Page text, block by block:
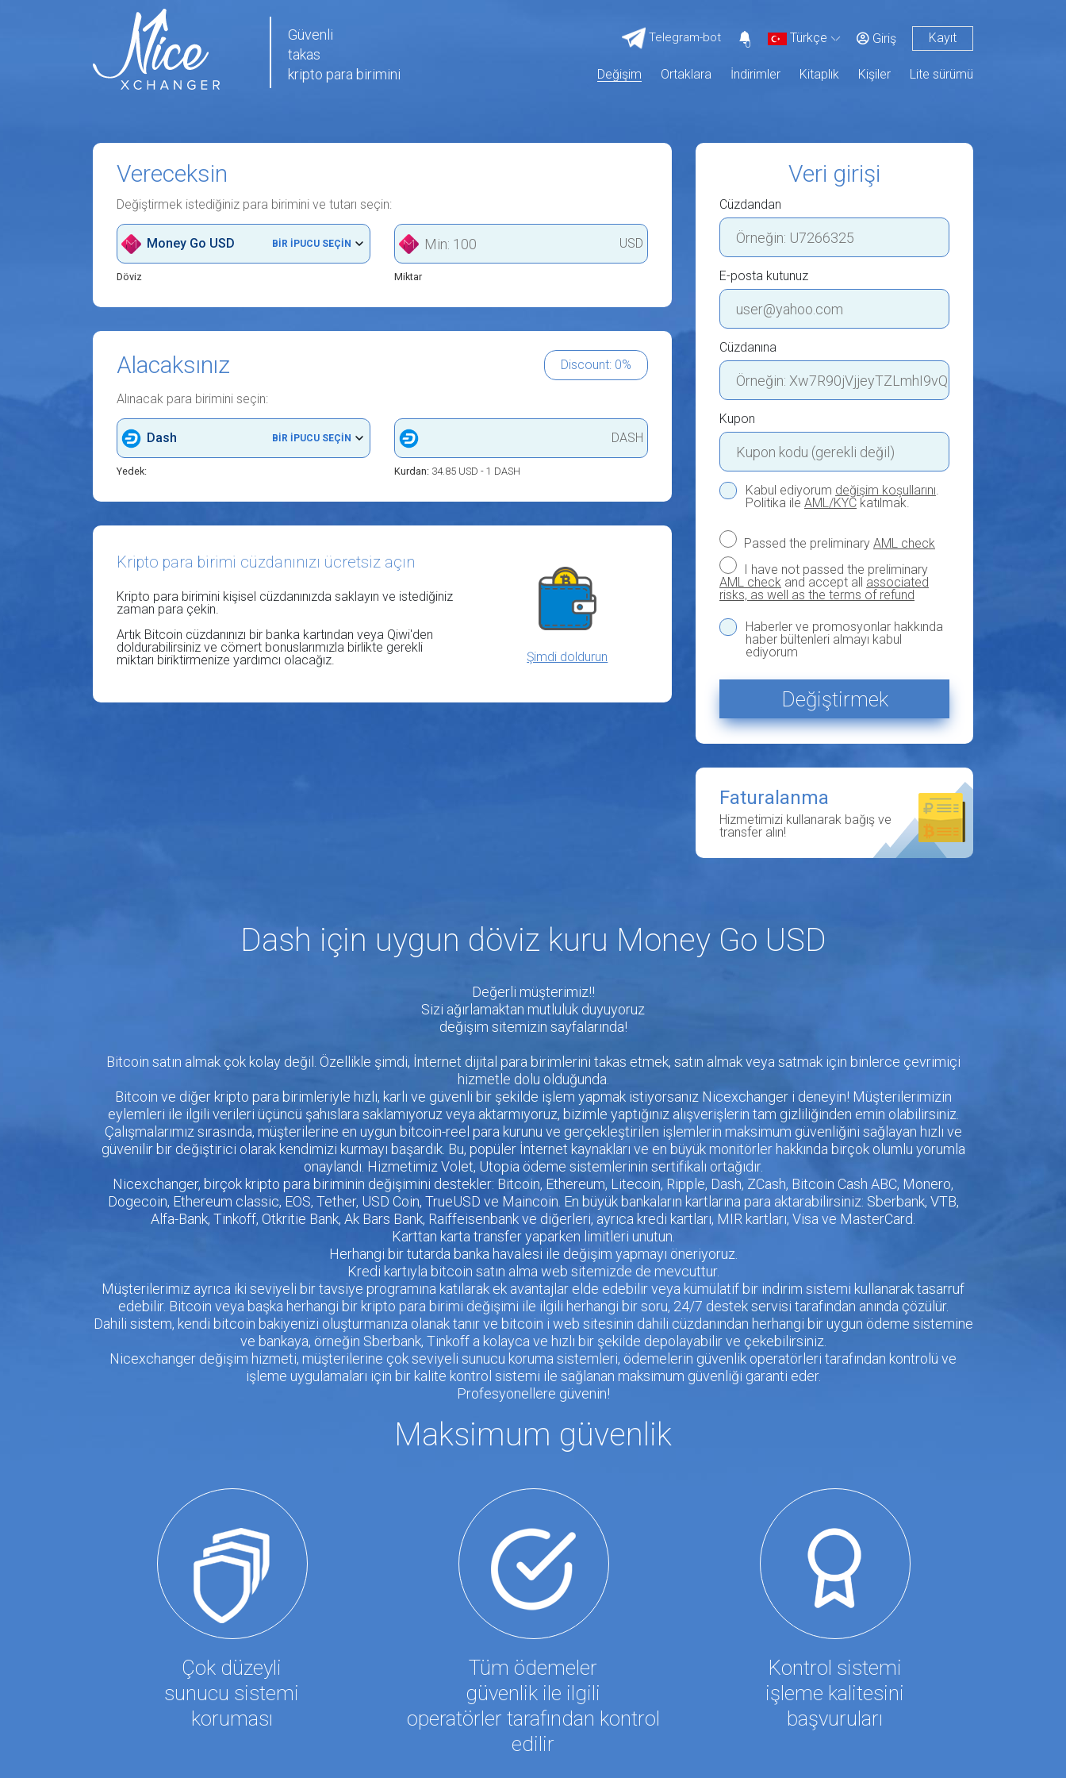
Güvenli
takas
kripto para birimini
Telegram-bot 0 Türkçe Giriş Kayıt
Lite sürümü
Kişiler
Kitaplık
İndirimler
Ortaklara
Değişim
Vereceksin
Değiştirmek istediğiniz para birimini ve tutarı seçin:
Money Go USD BIR IPUCU SEÇIN
Döviz
USD
Miktar
Alacaksınız Discount: 0%
Alınacak para birimini seçin:
Dash BIR IPUCU SEÇIN
Yedek:
DASH
Kurdan: 34.85 USD - 1 DASH
Kripto para birimi cüzdanınızı ücretsiz açın
Kripto para birimini kişisel cüzdanınızda saklayın ve istediğiniz
zaman para çekin.
Artık Bitcoin cüzdanınızı bir banka kartından veya Qiwi'den
doldurabilirsiniz ve cömert bonuslarımızla birlikte gerekli
miktarı biriktirmenize yardımcı olacağız.
Şimdi doldurun
Veri girişi
Cüzdandan
E-posta kutunuz
Cüzdanına
Kupon
Kabul ediyorum değişim koşullarını.
Politika ile AML/KYC katılmak.
Passed the preliminary AML check
I have not passed the preliminary
AML check and accept all associated
risks, as well as the terms of refund
Haberler ve promosyonlar hakkında
haber bültenleri almayı kabul
ediyorum
Değiştirmek
Faturalanma
Hizmetimizi kullanarak bağış ve
transfer alın!
Dash için uygun döviz kuru Money Go USD
Değerli müşterimiz!!
Sizi ağırlamaktan mutluluk duyuyoruz
değişim sitemizin sayfalarında!
Bitcoin satın almak çok kolay değil. Özellikle şimdi, İnternet dijital para birimlerini takas etmek, satın almak veya satmak için binlerce çevrimiçi
hizmetle dolu olduğunda.
Bitcoin ve diğer kripto para birimleriyle hızlı, karlı ve güvenli bir şekilde işlem yapmak istiyorsanız Nicexchanger i deneyin! Müşterilerimizin
eylemleri ile ilgili verileri üçüncü şahıslara saklamıyoruz veya aktarmıyoruz, bizimle yaptığınız alışverişlerin tam gizliliğinden emin olabilirsiniz.
Çalışmalarımız sırasında, müşterilerine en uygun bitcoin-reel para kurunu ve gerçekleştirilen işlemlerin maksimum güvenliğini sağlayan hızlı ve
güvenilir bir değiştirici olarak kendimizi kurmayı başardık. Bu, popüler İnternet kaynakları ve en büyük monitörler hakkında birçok olumlu yorumla
onaylandı. Hizmetimiz Volet, Utopia ödeme sistemlerinin sertifikalı ortağıdır.
Nicexchanger, birçok kripto para biriminin değişimini destekler: Bitcoin, Ethereum, Litecoin, Ripple, Dash, ZCash, Bitcoin Cash ABC, Monero,
Dogecoin, Ethereum classic, EOS, Tether, USD Coin, TrueUSD ve Maincoin. En büyük bankaların kartlarına para aktarabilirsiniz: Sberbank, VTB,
Alfa-Bank, Tinkoff, Otkritie Bank, Ak Bars Bank, Raiffeisenbank ve diğerleri, ayrıca kredi kartları, MIR kartları, Visa ve MasterCard.
Karttan karta transfer yaparken limitleri unutun.
Herhangi bir tutarda banka havalesi ile değişim yapmayı öneriyoruz.
Kredi kartıyla bitcoin satın alma web sitemizde de mevcuttur.
Müşterilerimiz ayrıca iki seviyeli bir tavsiye programına katılarak ek avantajlar elde edebilir veya kümülatif bir indirim sistemi kullanarak tasarruf
edebilir. Bitcoin veya başka herhangi bir kripto para birimi değişimi ile ilgili herhangi bir soru, 24/7 destek servisi tarafından anında çözülür.
Dahili sistem, kendi bitcoin bakiyenizi oluşturmanıza olanak tanır ve bitcoin i web sitesinin dahili cüzdanından herhangi bir uygun ödeme sistemine
ve bankaya, örneğin Sberbank, Tinkoff a kolayca ve hızlı bir şekilde depolayabilir ve çekebilirsiniz.
Nicexchanger değişim hizmeti, müşterilerine çok seviyeli sunucu koruma sistemleri, ödemelerin güvenlik operatörleri tarafından kontrolü ve
işleme uygulamaları için bir kalite kontrol sistemi ile sağlanan maksimum güvenliği garanti eder.
Profesyonellere güvenin!
Maksimum güvenlik
Çok düzeyli
sunucu sistemi
koruması
Tüm ödemeler
güvenlik ile ilgili
operatörler tarafından kontrol
edilir
Kontrol sistemi
işleme kalitesini
başvuruları